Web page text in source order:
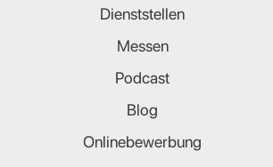
Dienststellen
Messen
Podcast
Blog
Onlinebewerbung